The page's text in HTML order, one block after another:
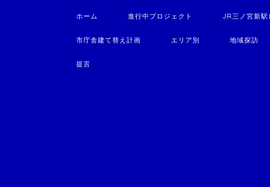
ホーム 進行中プロジェクト JR三ノ宮新駅
市庁舎建て替え計画 エリア別 地域探訪
提言